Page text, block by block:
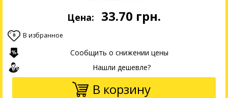
Цена: 33.70 грн.
0 В избранное
Сообщить о снижении цены
Нашли дешевле?
В корзину